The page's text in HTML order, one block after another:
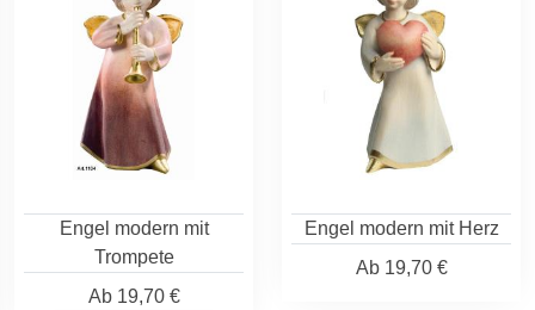
Engel modern mit
Trompete
Ab19,70 €
Engel modern mit Herz
Ab19,70 €